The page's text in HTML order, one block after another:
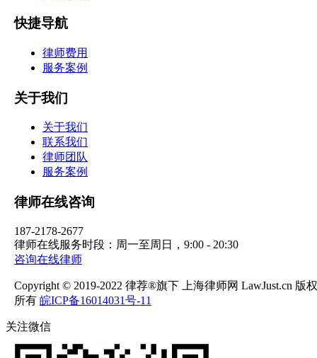
快捷导航
律师费用
服务案例
关于我们
关于我们
联系我们
律师团队
服务案例
律师在线咨询
187-2178-2677
律师在线服务时段：周一至周日，9:00 - 20:30
咨询在线律师
Copyright © 2019-2022 律荐®旗下 上海律师网 LawJust.cn 版权
所有 皖ICP备16014031号-11
关注微信